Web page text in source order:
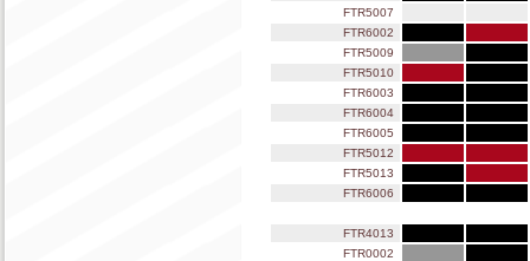
FTR5007
FTR6002
FTR5009
FTR5010
FTR6003
FTR6004
FTR6005
FTR5012
FTR5013
FTR6006
FTR4013
FTR0002